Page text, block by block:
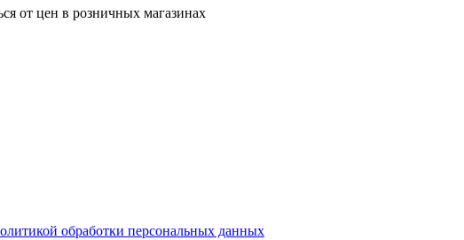
от цен в розничных магазинах
обработки персональных данных